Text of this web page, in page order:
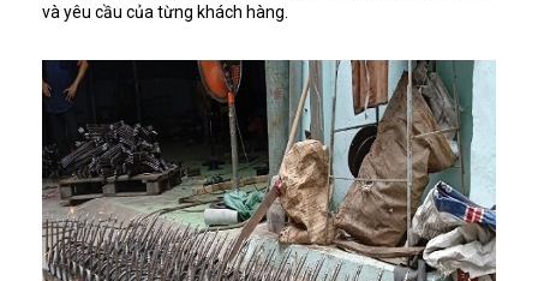
và yêu cầu của từng khách hàng.